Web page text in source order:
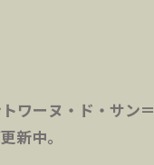
ワーヌ・ド・サン＝
新中。